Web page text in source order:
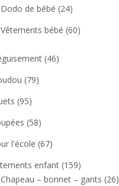
Dodo de bébé (24)
Vêtements bébé (60)
(46)
(79)
(95)
(58)
l'école (67)
enfant (159)
Chapeau – bonnet – gants (26)